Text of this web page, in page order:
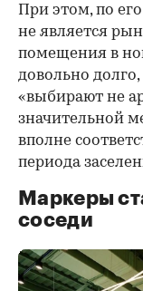
При этом, по
не является
помещения в
довольно
«выбирают не
значительной
вполне
периода
Маркеры
соседи